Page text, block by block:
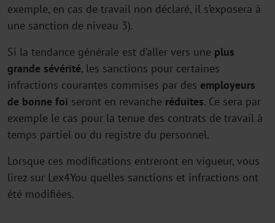
exemple, en cas de travail non déclaré, il s’exposera à
une sanction de niveau 3).
Si la tendance générale est d’aller vers une plus
grande sévérité, les sanctions pour certaines
infractions courantes commises par des employeurs
de bonne foi seront en revanche réduites. Ce sera par
exemple le cas pour la tenue des contrats de travail à
temps partiel ou du registre du personnel.
Lorsque ces modifications entreront en vigueur, vous
lirez sur Lex4You quelles sanctions et infractions ont
été modifiées.